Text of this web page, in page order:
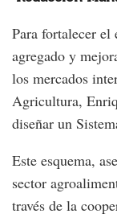
Para fortalecer el
agregado y
los mercados
Agricultura,
diseñar un
Este esquema,
sector
través de la